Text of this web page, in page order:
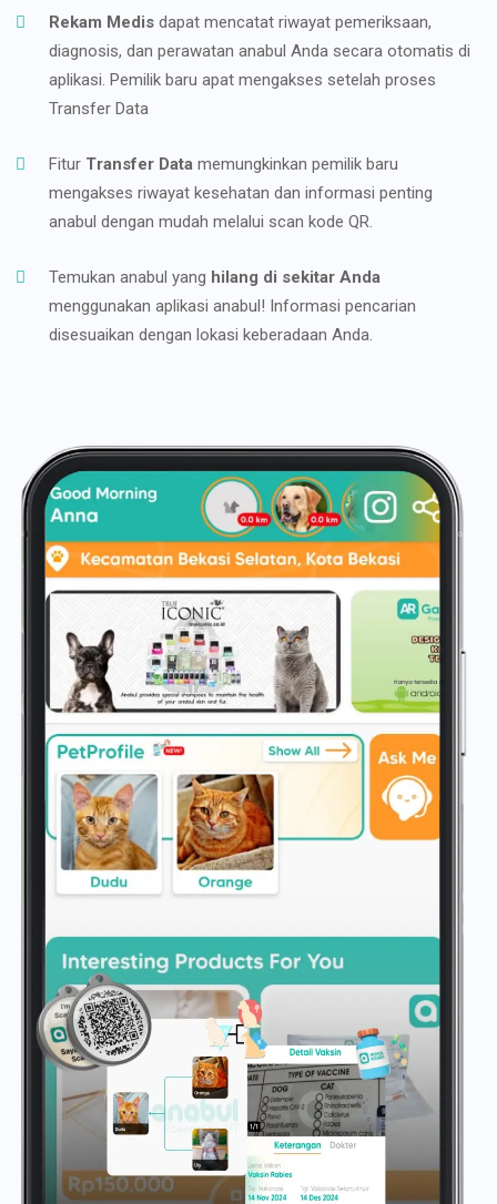
Rekam Medis dapat mencatat riwayat pemeriksaan,
diagnosis, dan perawatan anabul Anda secara otomatis di
aplikasi. Pemilik baru apat mengakses setelah proses
Transfer Data
Fitur Transfer Data memungkinkan pemilik baru
mengakses riwayat kesehatan dan informasi penting
anabul dengan mudah melalui scan kode QR.
Temukan anabul yang hilang di sekitar Anda
menggunakan aplikasi anabul! Informasi pencarian
disesuaikan dengan lokasi keberadaan Anda.